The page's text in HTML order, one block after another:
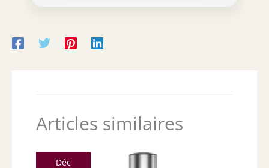
Articles similaires
Déc